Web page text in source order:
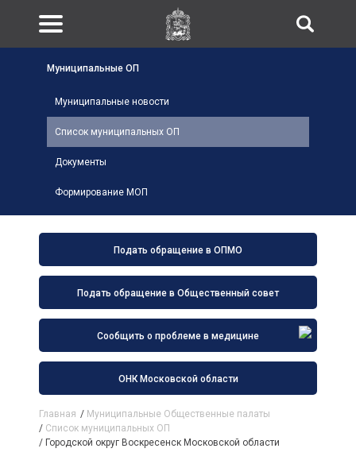
Подать обращение в ОПМО
Подать обращение в Общественный совет
Сообщить о проблеме в медицине
ОНК Московской области
Муниципальные ОП
Муниципальные новости
Список муниципальных ОП
Документы
Формирование МОП
Главная / Муниципальные Общественные палаты
/ Список муниципальных ОП
/ Городской округ Воскресенск Московской области